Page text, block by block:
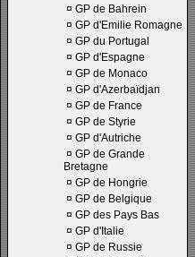
¤ GP de Bahrein
¤ GP d'Emilie Romagne
¤ GP du Portugal
¤ GP d'Espagne
¤ GP de Monaco
¤ GP d'Azerbaïdjan
¤ GP de France
¤ GP de Styrie
¤ GP d'Autriche
¤ GP de Grande
Bretagne
¤ GP de Hongrie
¤ GP de Belgique
¤ GP des Pays Bas
¤ GP d'Italie
¤ GP de Russie